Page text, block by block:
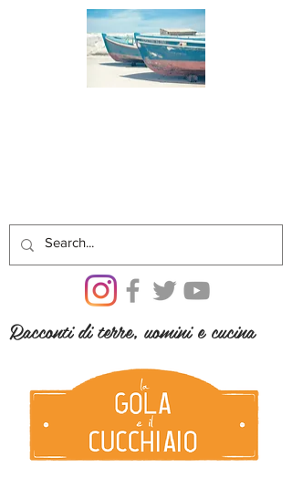
Racconti di terre, uomini e cucina